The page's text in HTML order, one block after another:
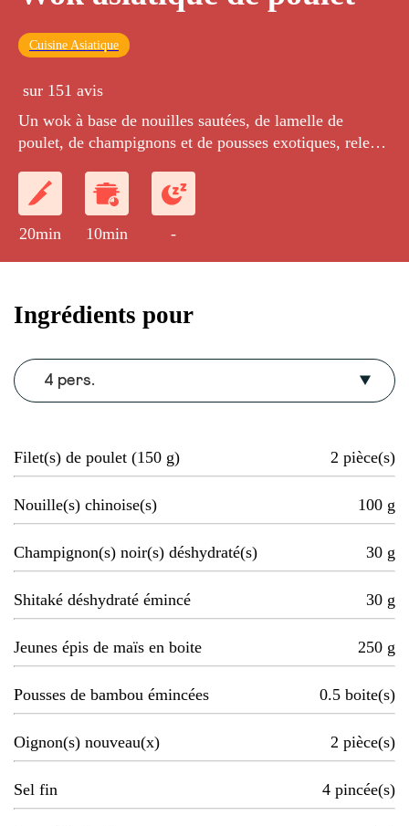
Cuisine Asiatique
sur 151 avis
Un wok à base de nouilles sautées, de lamelle de
poulet, de champignons et de pousses exotiques, relevé
20min 10min -
Ingrédients pour
4 pers.
Filet(s) de poulet (150 g) 2 pièce(s)
Nouille(s) chinoise(s) 100 g
Champignon(s) noir(s) déshydraté(s) 30 g
Shitaké déshydraté émincé 30 g
Jeunes épis de maïs en boite 250 g
Pousses de bambou émincées 0.5 boite(s)
Oignon(s) nouveau(x) 2 pièce(s)
Sel fin 4 pincée(s)